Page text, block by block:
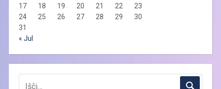
17
18 19 20 21 22
23
24
25 26 27 28 29
30
31
« Jul